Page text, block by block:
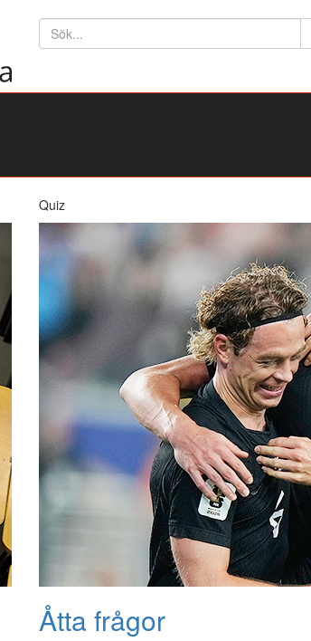
Söktext
Quiz
Åtta frågor